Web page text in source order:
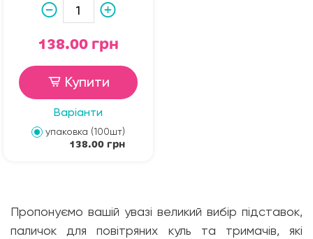
138.00 грн
Купити
Варіанти
упаковка (100шт)
138.00 грн
Пропонуємо вашій увазі великий вибір підставок,
паличок для повітряних куль та тримачів, які